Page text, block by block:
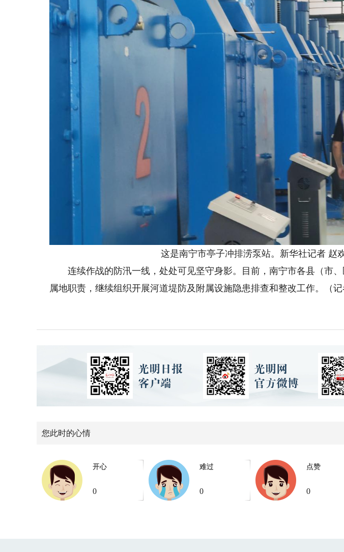
这是南宁市亭子冲排涝泵站。新华社记者 赵
连续作战的防汛一线，处处可见坚守身影。目前，南宁市各县（市、
属地职责，继续组织开展河道堤防及附属设施隐患排查和整改工作。（记
您此时的心情
开心
0
难过
0
点赞
0